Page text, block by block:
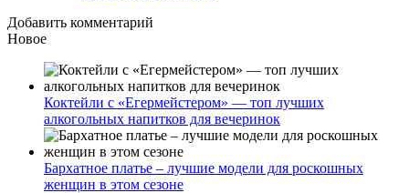
Добавить комментарий
Новое
Коктейли с «Егермейстером» — топ лучших
алкогольных напитков для вечеринок
Бархатное платье – лучшие модели для роскошных
женщин в этом сезоне